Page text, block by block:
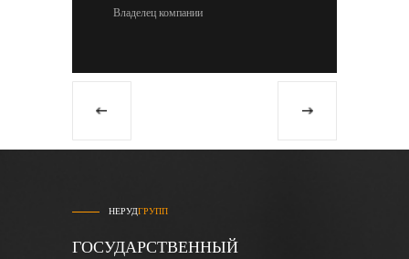
Владелец компании
НЕРУДГРУПП
ГОСУДАРСТВЕННЫЙ